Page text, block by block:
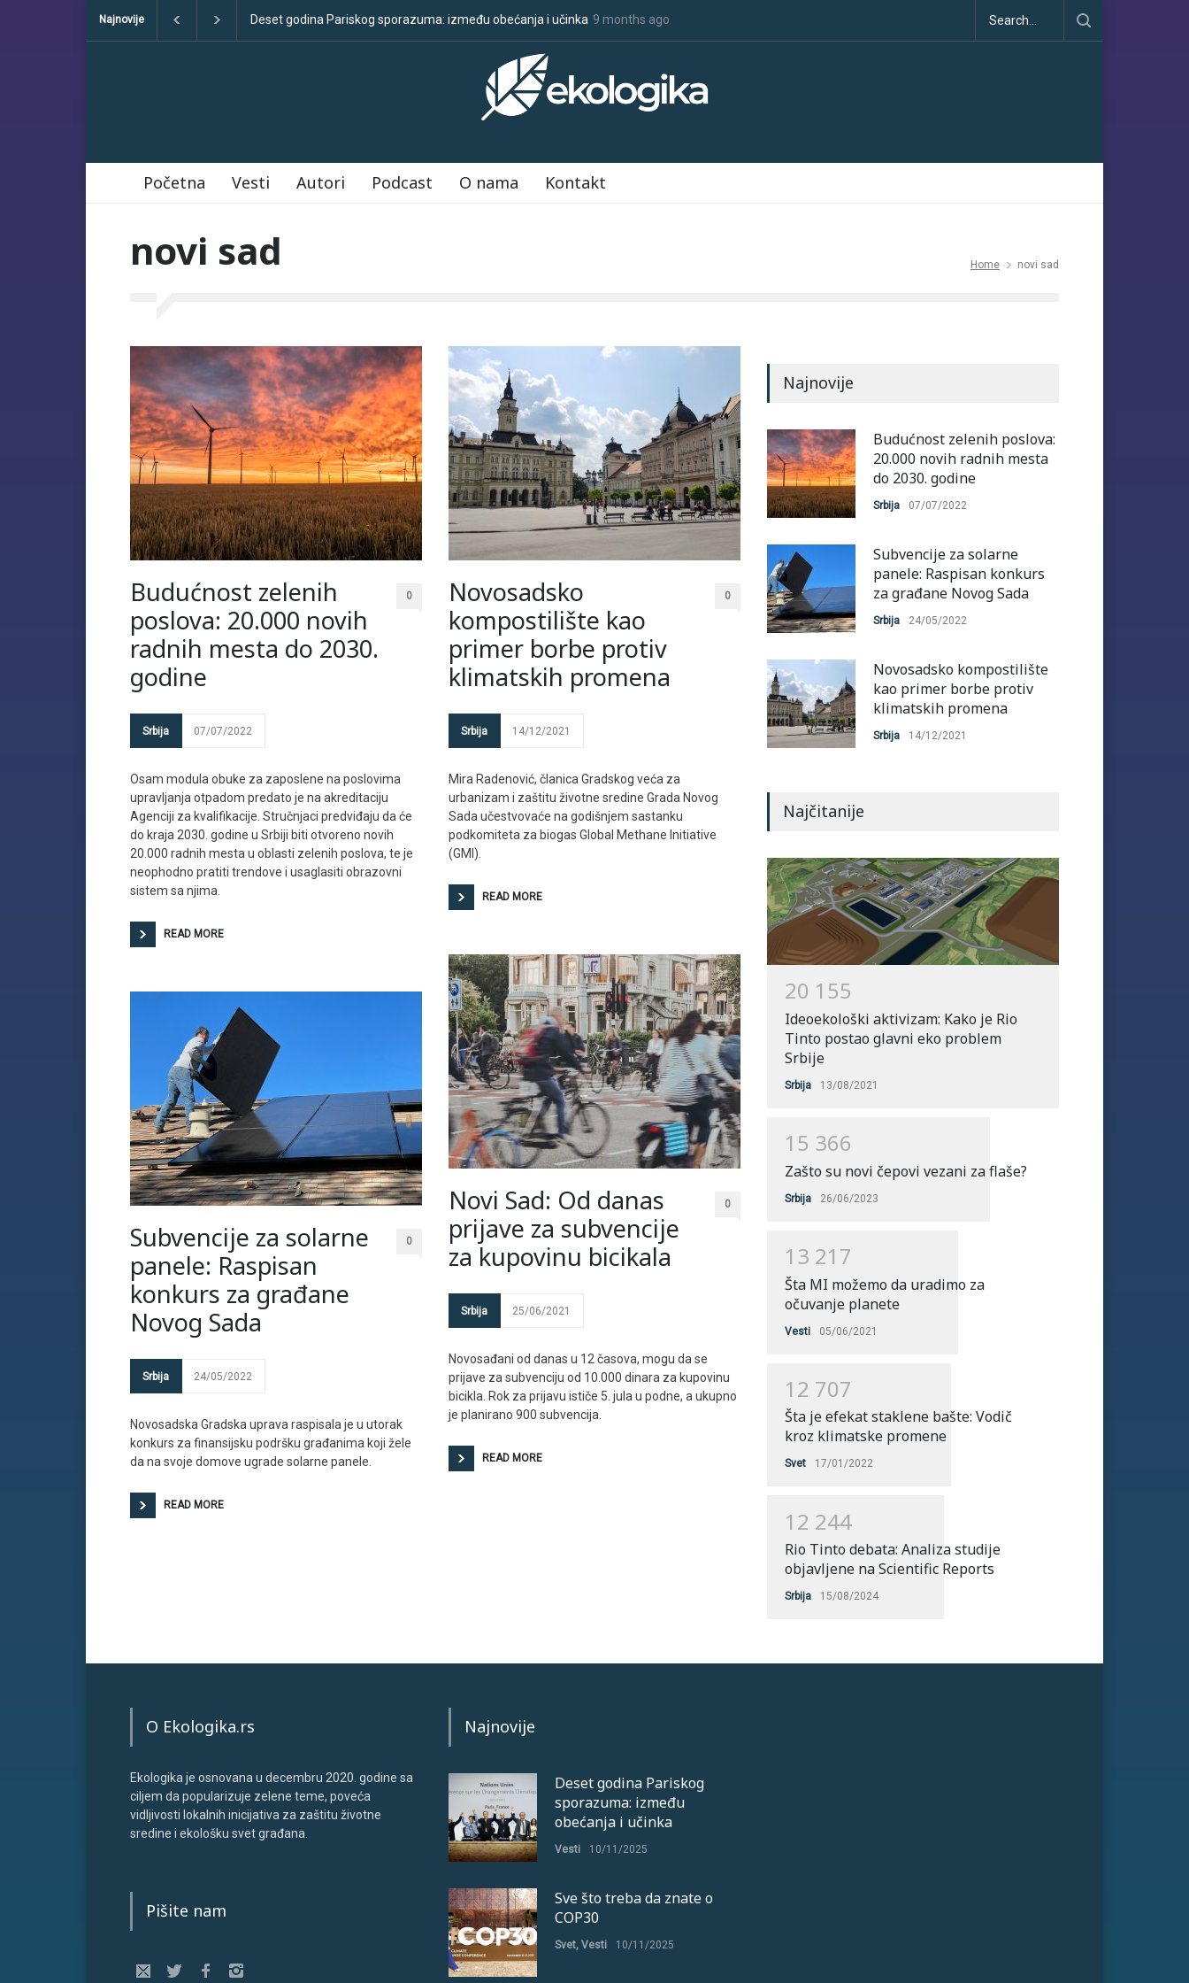
Najnovije Deset godina Pariskog sporazuma: između obećanja i učinka Sve što treba da znate o COP30 Klimatske dezinformacije u porastu uoči COP30
9 months ago
Početna Vesti Autori Podcast O nama Kontakt
novi sad Home novi sad
Budućnost zelenih
poslova: 20.000 novih
radnih mesta do 2030.
godine
0
Srbija 07/07/2022
Osam modula obuke za zaposlene na poslovima
upravljanja otpadom predato je na akreditaciju
Agenciji za kvalifikacije. Stručnjaci predviđaju da će
do kraja 2030. godine u Srbiji biti otvoreno novih
20.000 radnih mesta u oblasti zelenih poslova, te je
neophodno pratiti trendove i usaglasiti obrazovni
sistem sa njima.
READ MORE
Subvencije za solarne
panele: Raspisan
konkurs za građane
Novog Sada
0
Srbija 24/05/2022
Novosadska Gradska uprava raspisala je u utorak
konkurs za finansijsku podršku građanima koji žele
da na svoje domove ugrade solarne panele.
READ MORE
Novosadsko
kompostilište kao
primer borbe protiv
klimatskih promena
0
Srbija 14/12/2021
Mira Radenović, članica Gradskog veća za
urbanizam i zaštitu životne sredine Grada Novog
Sada učestvovaće na godišnjem sastanku
podkomiteta za biogas Global Methane Initiative
(GMI).
READ MORE
Novi Sad: Od danas
prijave za subvencije
za kupovinu bicikala
0
Srbija 25/06/2021
Novosađani od danas u 12 časova, mogu da se
prijave za subvenciju od 10.000 dinara za kupovinu
bicikla. Rok za prijavu ističe 5. jula u podne, a ukupno
je planirano 900 subvencija.
READ MORE
Najnovije
Budućnost zelenih poslova:
20.000 novih radnih mesta
do 2030. godine
Srbija 07/07/2022
Subvencije za solarne
panele: Raspisan konkurs
za građane Novog Sada
Srbija 24/05/2022
Novosadsko kompostilište
kao primer borbe protiv
klimatskih promena
Srbija 14/12/2021
Najčitanije
20 1 55
Ideoekološki aktivizam: Kako je Rio
Tinto postao glavni eko problem
Srbije
Srbija 13/08/2021
1 5 366
Zašto su novi čepovi vezani za flaše?
Srbija 26/06/2023
1 3 21 7
Šta MI možemo da uradimo za
očuvanje planete
Vesti 05/06/2021
1 2 707
Šta je efekat staklene bašte: Vodič
kroz klimatske promene
Svet 17/01/2022
1 2 244
Rio Tinto debata: Analiza studije
objavljene na Scientific Reports
Srbija 15/08/2024
O Ekologika.rs
Ekologika je osnovana u decembru 2020. godine sa
ciljem da popularizuje zelene teme, poveća
vidljivosti lokalnih inicijativa za zaštitu životne
sredine i ekološku svet građana.
Pišite nam
Najnovije
Deset godina Pariskog
sporazuma: između
obećanja i učinka
Vesti 10/11/2025
Sve što treba da znate o
COP30
Svet, Vesti 10/11/2025